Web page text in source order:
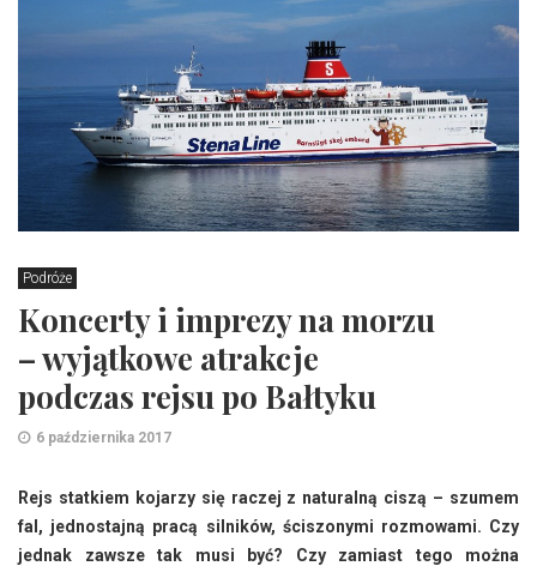
Podróże
Koncerty i imprezy na morzu
– wyjątkowe atrakcje
podczas rejsu po Bałtyku
6 października 2017
Rejs statkiem kojarzy się raczej z naturalną ciszą – szumem
fal, jednostajną pracą silników, ściszonymi rozmowami. Czy
jednak zawsze tak musi być? Czy zamiast tego można